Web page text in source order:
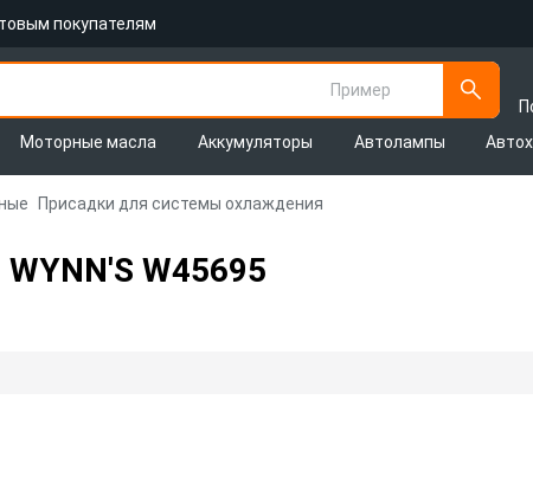
покупателям
Пример
Моторные масла Аккумуляторы Автолампы
Присадки для системы охлаждения
W45695